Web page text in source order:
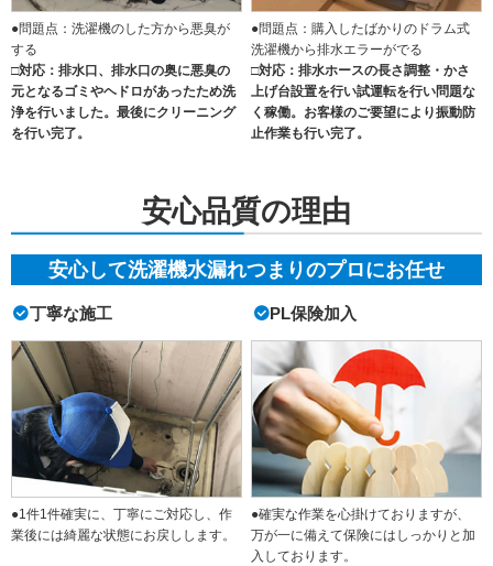
●問題点：洗濯機のした方から悪臭が
する
□対応：排水口、排水口の奥に悪臭の
元となるゴミやヘドロがあったため洗
浄を行いました。最後にクリーニング
を行い完了。
●問題点：購入したばかりのドラム式
洗濯機から排水エラーがでる
□対応：排水ホースの長さ調整・かさ
上げ台設置を行い試運転を行い問題な
く稼働。お客様のご要望により振動防
止作業も行い完了。
安心品質の理由
安心して洗濯機水漏れつまりのプロにお任せ
丁寧な施工
●1件1件確実に、丁寧にご対応し、作
業後には綺麗な状態にお戻しします。
PL保険加入
●確実な作業を心掛けておりますが、
万が一に備えて保険にはしっかりと加
入しております。